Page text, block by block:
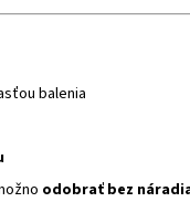
balenia
odobrať bez